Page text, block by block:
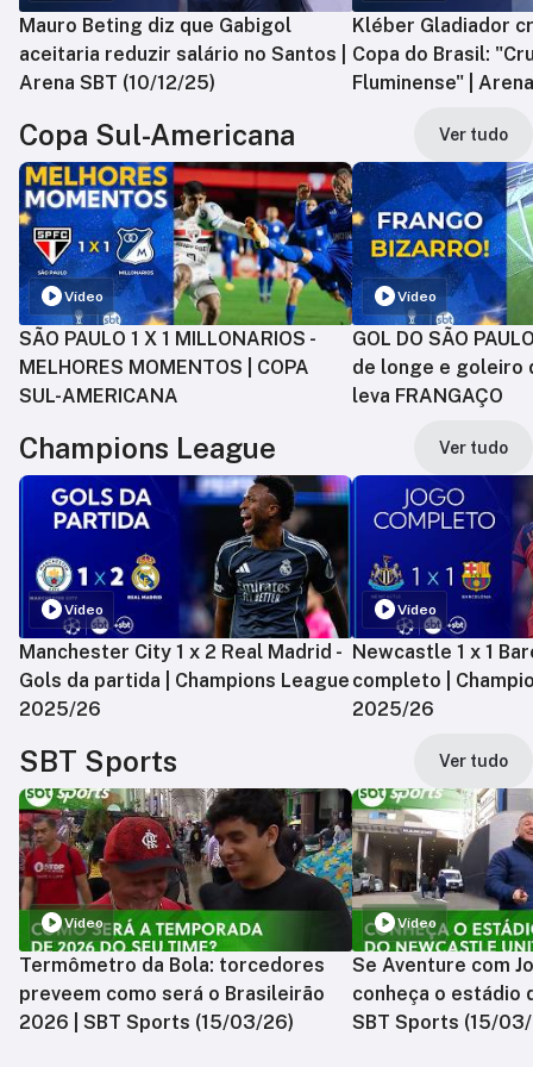
Mauro Beting diz que Gabigol
aceitaria reduzir salário no Santos |
Arena SBT (10/12/25)
Kléber Gladiador
Copa do Brasil:
Fluminense" |
Copa Sul-Americana Ver tudo
Vídeo
SÃO PAULO 1 X 1 MILLONARIOS -
MELHORES MOMENTOS | COPA
SUL-AMERICANA
Vídeo
GOL DO SÃO
de longe e goleiro
leva FRANGAÇO
Champions League Ver tudo
Vídeo
Manchester City 1 x 2 Real Madrid -
Gols da partida | Champions League
2025/26
Vídeo
Newcastle 1 x 1
completo |
2025/26
SBT Sports Ver tudo
Vídeo
Termômetro da Bola: torcedores
preveem como será o Brasileirão
2026 | SBT Sports (15/03/26)
Vídeo
Se Aventure com
conheça o estádio
SBT Sports (15/